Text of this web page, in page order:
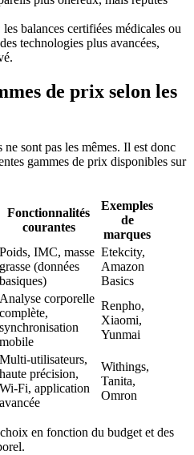
les balances certifiées médicales ou
technologies plus avancées,
de prix selon les
ne sont pas les mêmes. Il est donc
gammes de prix disponibles sur
Fonctionnalités
courantes
Exemples
de
marques
Poids, IMC, masse
grasse (données
basiques)
Etekcity,
Amazon
Basics
Analyse corporelle
complète,
synchronisation
mobile
Renpho,
Xiaomi,
Yunmai
Multi-utilisateurs,
haute précision,
Wi-Fi, application
avancée
Withings,
Tanita,
Omron
en fonction du budget et des